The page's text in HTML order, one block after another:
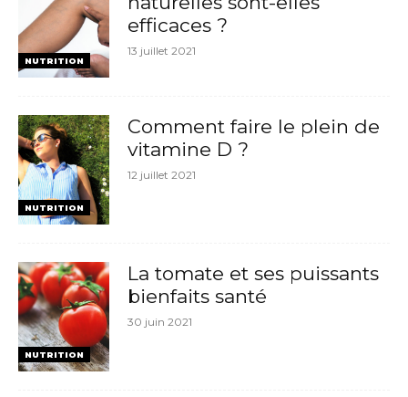
NUTRITION
efficaces ?
13 juillet 2021
NUTRITION
Comment faire le plein de
vitamine D ?
12 juillet 2021
NUTRITION
La tomate et ses puissants
bienfaits santé
30 juin 2021